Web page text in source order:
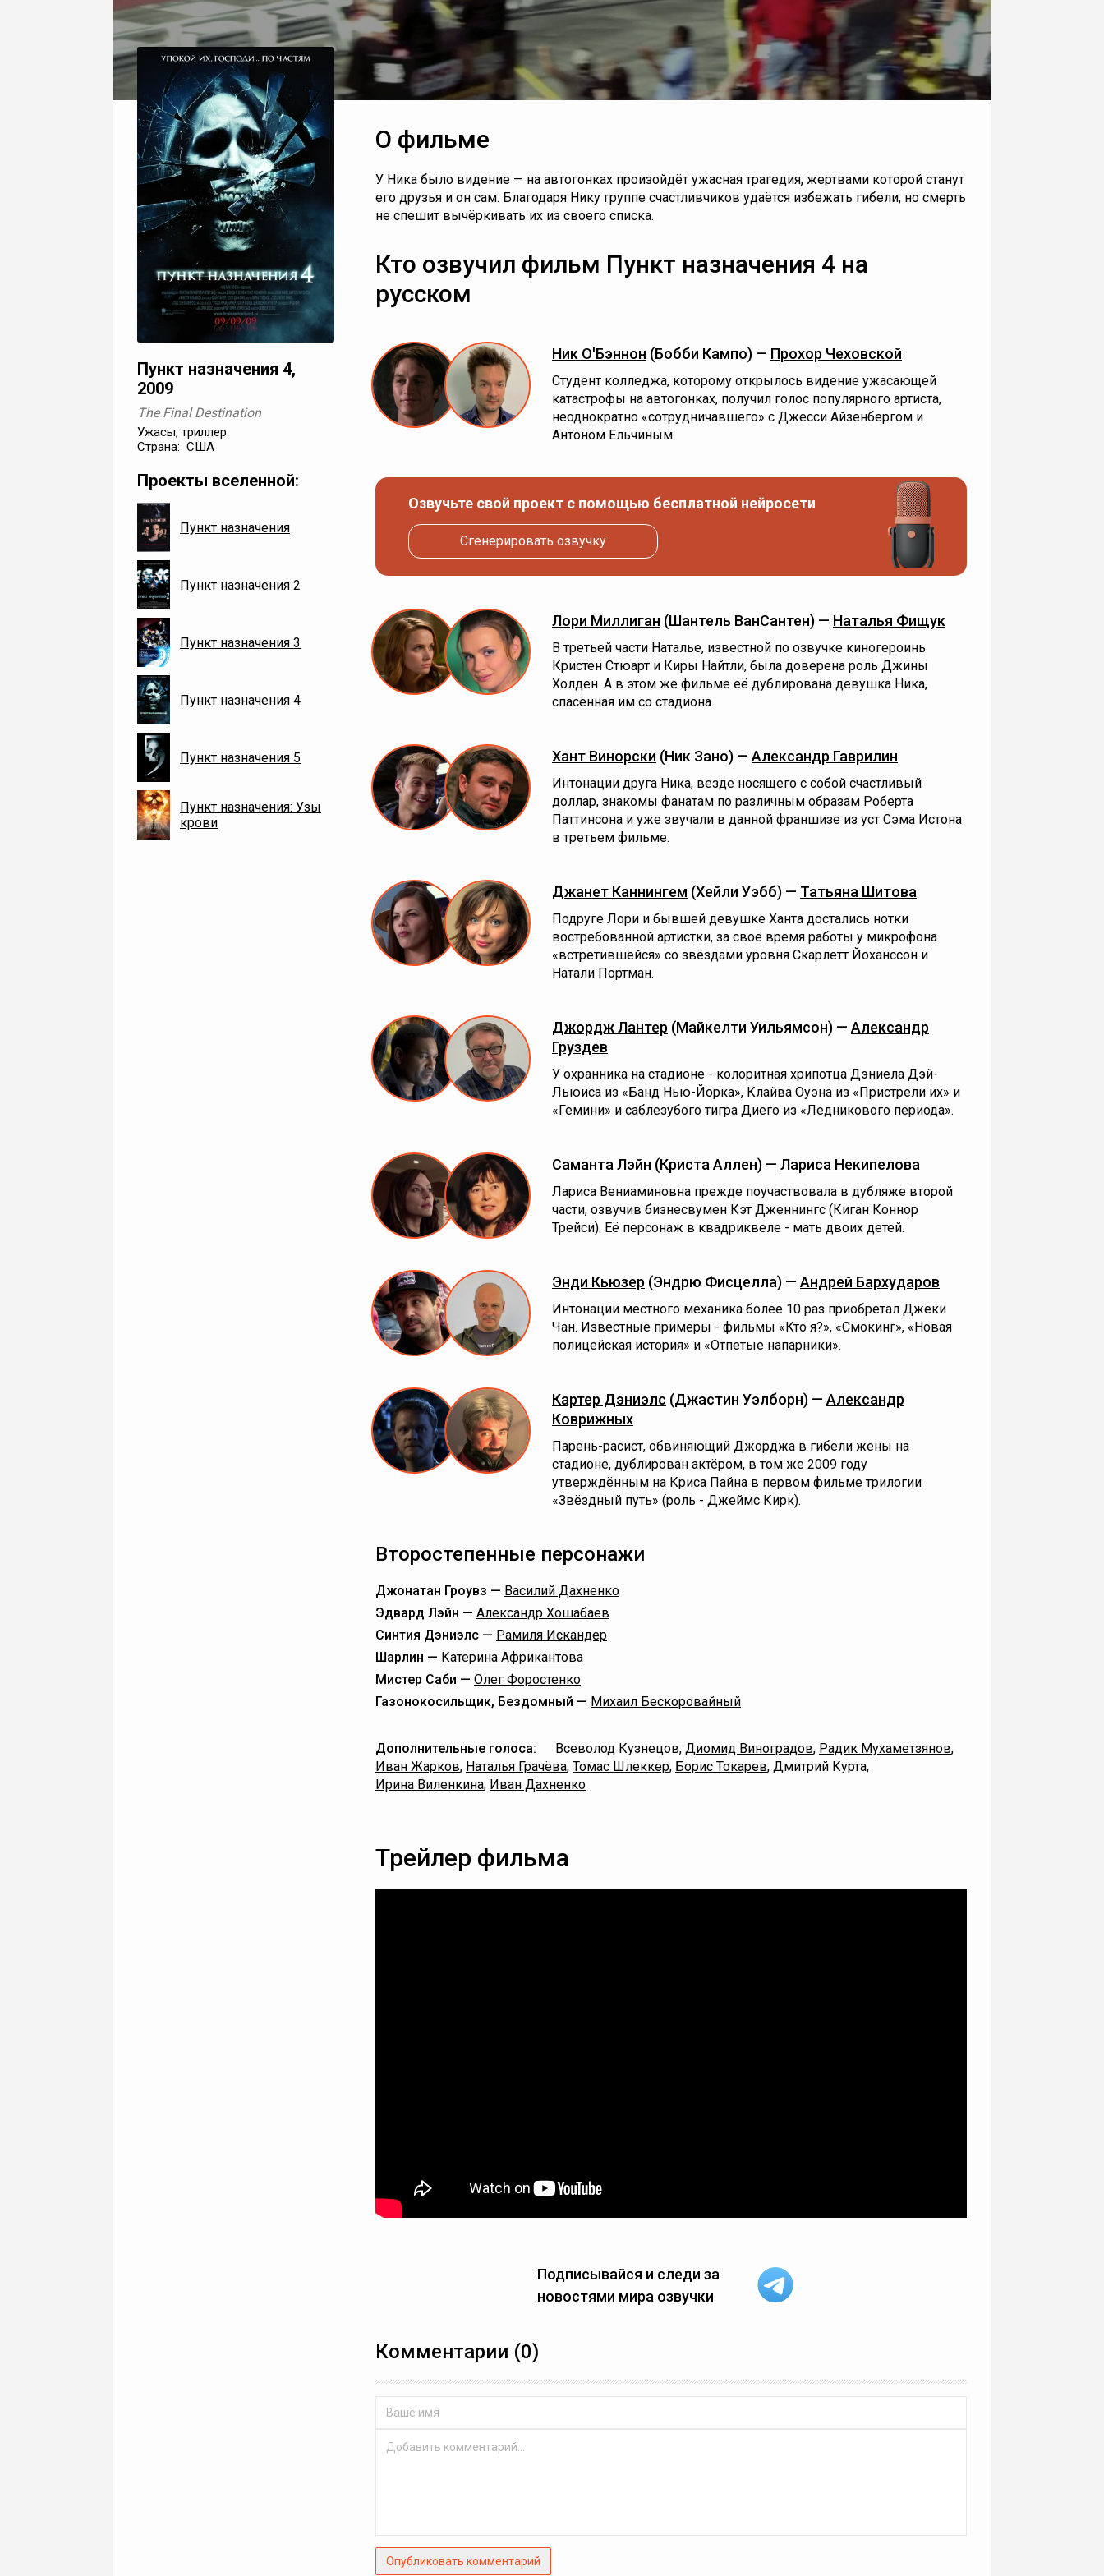
Пункт назначения 4,
2009
The Final Destination
Ужасы, триллер
Страна: США
Проекты вселенной:
Пункт назначения
Пункт назначения 2
Пункт назначения 3
Пункт назначения 4
Пункт назначения 5
Пункт назначения: Узы
крови
О фильме
У Ника было видение — на автогонках произойдёт ужасная трагедия, жертвами которой станут
его друзья и он сам. Благодаря Нику группе счастливчиков удаётся избежать гибели, но смерть
не спешит вычёркивать их из своего списка.
Кто озвучил фильм Пункт назначения 4 на
русском
Ник О'Бэннон (Бобби Кампо) — Прохор Чеховской
Студент колледжа, которому открылось видение ужасающей
катастрофы на автогонках, получил голос популярного артиста,
неоднократно «сотрудничавшего» с Джесси Айзенбергом и
Антоном Ельчиным.
Озвучьте свой проект с помощью бесплатной нейросети
Сгенерировать озвучку
Лори Миллиган (Шантель ВанСантен) — Наталья Фищук
В третьей части Наталье, известной по озвучке киногероинь
Кристен Стюарт и Киры Найтли, была доверена роль Джины
Холден. А в этом же фильме её дублирована девушка Ника,
спасённая им со стадиона.
Хант Винорски (Ник Зано) — Александр Гаврилин
Интонации друга Ника, везде носящего с собой счастливый
доллар, знакомы фанатам по различным образам Роберта
Паттинсона и уже звучали в данной франшизе из уст Сэма Истона
в третьем фильме.
Джанет Каннингем (Хейли Уэбб) — Татьяна Шитова
Подруге Лори и бывшей девушке Ханта достались нотки
востребованной артистки, за своё время работы у микрофона
«встретившейся» со звёздами уровня Скарлетт Йоханссон и
Натали Портман.
Джордж Лантер (Майкелти Уильямсон) — Александр
Груздев
У охранника на стадионе - колоритная хрипотца Дэниела Дэй-
Льюиса из «Банд Нью-Йорка», Клайва Оуэна из «Пристрели их» и
«Гемини» и саблезубого тигра Диего из «Ледникового периода».
Саманта Лэйн (Криста Аллен) — Лариса Некипелова
Лариса Вениаминовна прежде поучаствовала в дубляже второй
части, озвучив бизнесвумен Кэт Дженнингс (Киган Коннор
Трейси). Её персонаж в квадриквеле - мать двоих детей.
Энди Кьюзер (Эндрю Фисцелла) — Андрей Бархударов
Интонации местного механика более 10 раз приобретал Джеки
Чан. Известные примеры - фильмы «Кто я?», «Смокинг», «Новая
полицейская история» и «Отпетые напарники».
Картер Дэниэлс (Джастин Уэлборн) — Александр
Коврижных
Парень-расист, обвиняющий Джорджа в гибели жены на
стадионе, дублирован актёром, в том же 2009 году
утверждённым на Криса Пайна в первом фильме трилогии
«Звёздный путь» (роль - Джеймс Кирк).
Второстепенные персонажи
Джонатан Гроувз — Василий Дахненко
Эдвард Лэйн — Александр Хошабаев
Синтия Дэниэлс — Рамиля Искандер
Шарлин — Катерина Африкантова
Мистер Саби — Олег Форостенко
Газонокосильщик, Бездомный — Михаил Бескоровайный
Дополнительные голоса: Всеволод Кузнецов, Диомид Виноградов, Радик Мухаметзянов,
Иван Жарков, Наталья Грачёва, Томас Шлеккер, Борис Токарев, Дмитрий Курта,
Ирина Виленкина, Иван Дахненко
Трейлер фильма
Подписывайся и следи за
новостями мира озвучки
Комментарии (0)
Опубликовать комментарий